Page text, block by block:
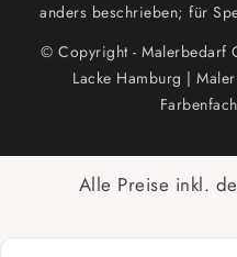
anders beschrieben; für
© Copyright - Malerbedarf
Lacke Hamburg |
Alle Preise inkl.